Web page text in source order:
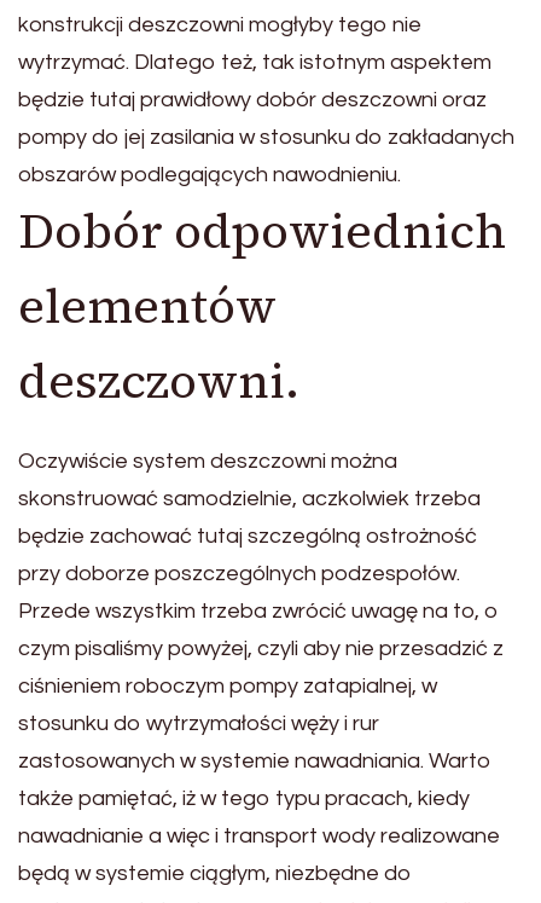
konstrukcji deszczowni mogłyby tego nie
wytrzymać. Dlatego też, tak istotnym aspektem
będzie tutaj prawidłowy dobór deszczowni oraz
pompy do jej zasilania w stosunku do zakładanych
obszarów podlegających nawodnieniu.
Dobór odpowiednich
elementów
deszczowni.
Oczywiście system deszczowni można
skonstruować samodzielnie, aczkolwiek trzeba
będzie zachować tutaj szczególną ostrożność
przy doborze poszczególnych podzespołów.
Przede wszystkim trzeba zwrócić uwagę na to, o
czym pisaliśmy powyżej, czyli aby nie przesadzić z
ciśnieniem roboczym pompy zatapialnej, w
stosunku do wytrzymałości węży i rur
zastosowanych w systemie nawadniania. Warto
także pamiętać, iż w tego typu pracach, kiedy
nawadnianie a więc i transport wody realizowane
będą w systemie ciągłym, niezbędne do